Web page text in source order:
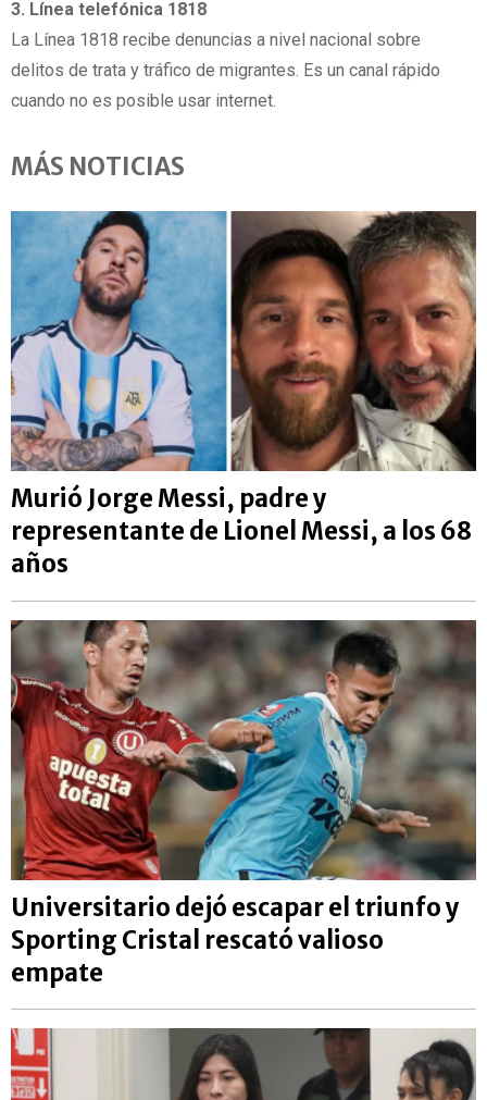
3. Línea telefónica 1818
La Línea 1818 recibe denuncias a nivel nacional sobre
delitos de trata y tráfico de migrantes. Es un canal rápido
cuando no es posible usar internet.
MÁS NOTICIAS
Murió Jorge Messi, padre y
representante de Lionel Messi, a los 68
años
Universitario dejó escapar el triunfo y
Sporting Cristal rescató valioso
empate